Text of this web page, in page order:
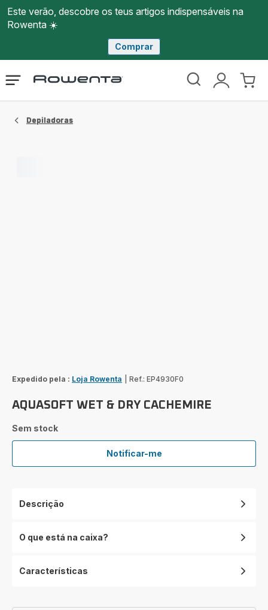
Este verão, descobre os teus artigos indispensáveis na
Rowenta ☀️
Comprar
Página
Rowenta
O
Abrir
Depiladoras
Expedido pela : Loja Rowenta Ref.: EP4930F0
AQUASOFT WET & DRY CACHEMIRE
Sem stock
Notificar-me
AQUASOFT
WET
Descrição
O que está na caixa?
Características